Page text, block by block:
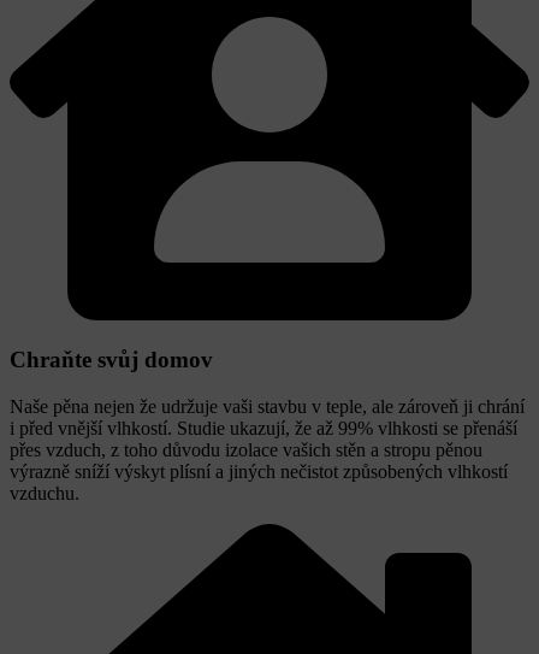
Chraňte svůj domov
Naše pěna nejen že udržuje vaši stavbu v teple, ale zároveň ji chrání
i před vnější vlhkostí. Studie ukazují, že až 99% vlhkosti se přenáší
přes vzduch, z toho důvodu izolace vašich stěn a stropu pěnou
výrazně sníží výskyt plísní a jiných nečistot způsobených vlhkostí
vzduchu.